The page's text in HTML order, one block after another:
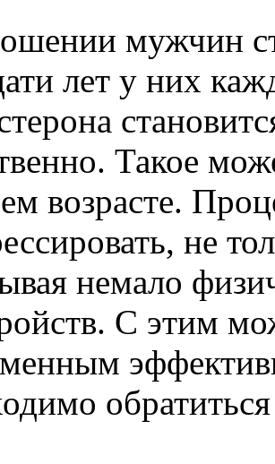
мужчин
лет у них
Такое
возрасте.
не
немало
С этим